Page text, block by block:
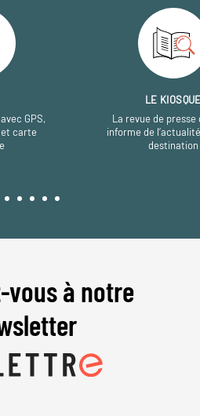
GPS,
et carte
LE
La revue de presse
informe de
destination
vous à notre